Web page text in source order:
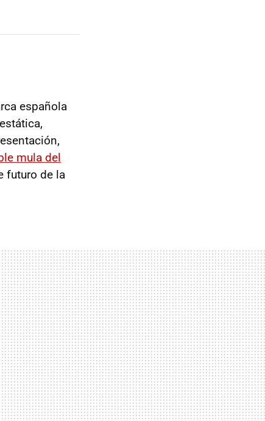
española
mula del
futuro de la